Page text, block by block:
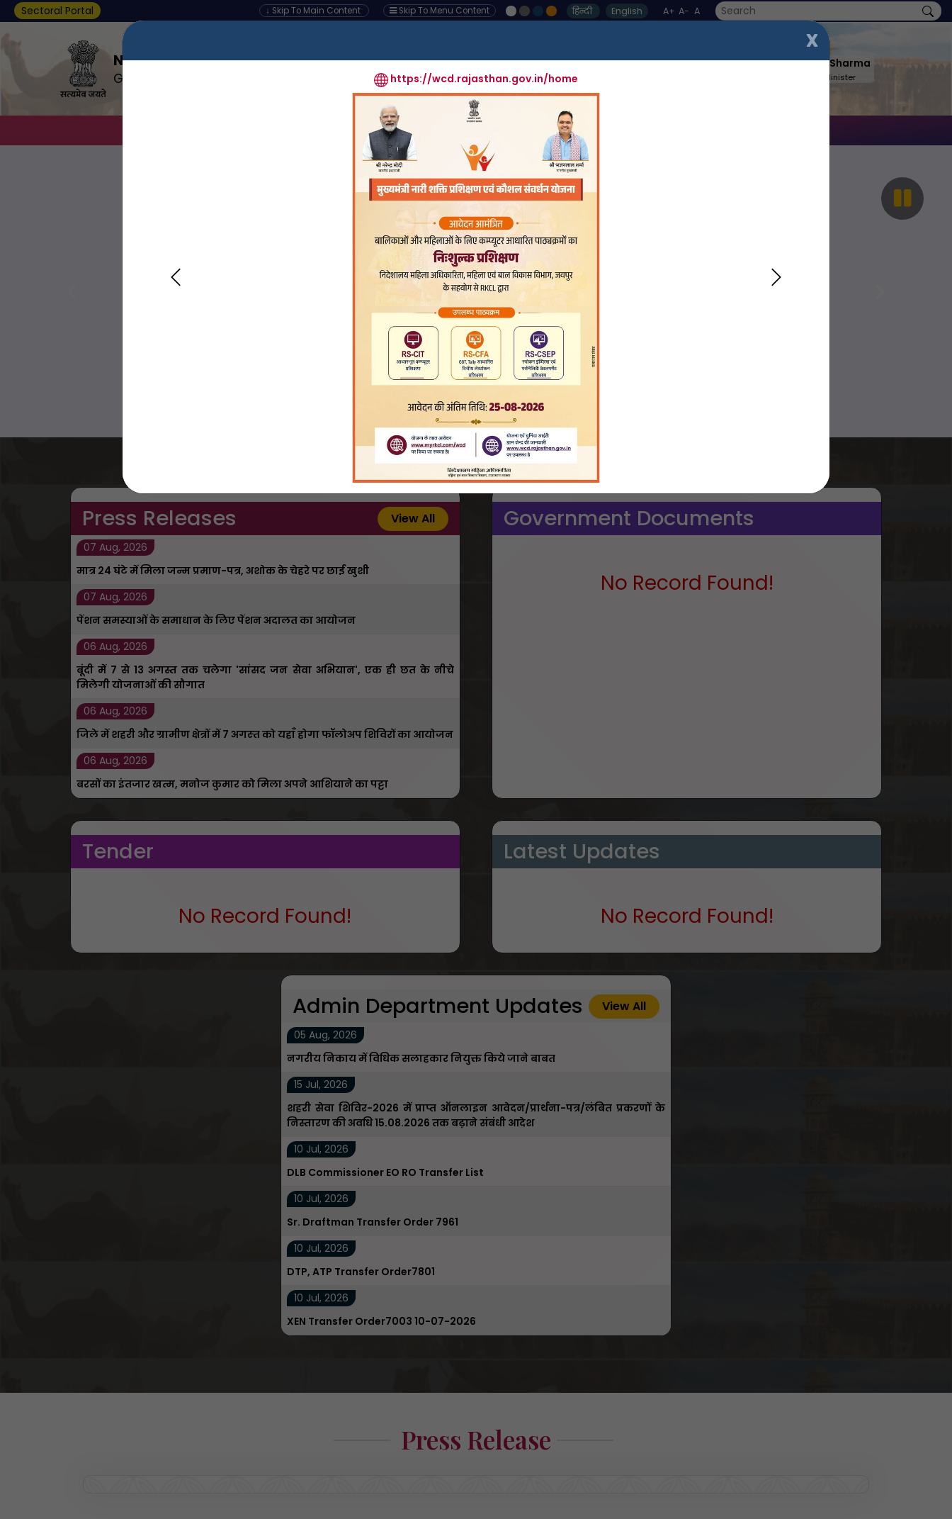
Sectoral Portal ↓ Skip To Main Content Skip To Menu Content हिन्दी English A+ A- A
Nagar Palika, GAJSINGHPUR
Government of Rajasthan
Shri BhajanLal Sharma
Hon'ble Chief Minister
Media Gallery Employee Corner
Press Releases View All
07 Aug, 2026
मात्र 24 घंटे में मिला जन्म प्रमाण-पत्र, अशोक के चेहरे पर छाई खुशी
07 Aug, 2026
पेंशन समस्याओं के समाधान के लिए पेंशन अदालत का आयोजन
06 Aug, 2026
बूंदी में 7 से 13 अगस्त तक चलेगा 'सांसद जन सेवा अभियान', एक ही छत के नीचे
मिलेगी योजनाओं की सौगात
06 Aug, 2026
जिले में शहरी और ग्रामीण क्षेत्रों में 7 अगस्‍त को यहाँ होगा फॉलोअप शिविरों का आयोजन
06 Aug, 2026
बरसों का इंतजार खत्म, मनोज कुमार को मिला अपने आशियाने का पट्टा
Government Documents
No Record Found!
Tender
No Record Found!
Latest Updates
No Record Found!
Admin Department Updates View All
05 Aug, 2026
नगरीय निकाय में विधिक सलाहकार नियुक्त किये जाने बाबत
15 Jul, 2026
शहरी सेवा शिविर-2026 में प्राप्त ऑनलाइन आवेदन/प्रार्थना-पत्र/लंबित प्रकरणों के
निस्तारण की अवधि 15.08.2026 तक बढ़ाने संबंधी आदेश
10 Jul, 2026
DLB Commissioner EO RO Transfer List
10 Jul, 2026
Sr. Draftman Transfer Order 7961
10 Jul, 2026
DTP, ATP Transfer Order7801
10 Jul, 2026
XEN Transfer Order7003 10-07-2026
Press Release
X